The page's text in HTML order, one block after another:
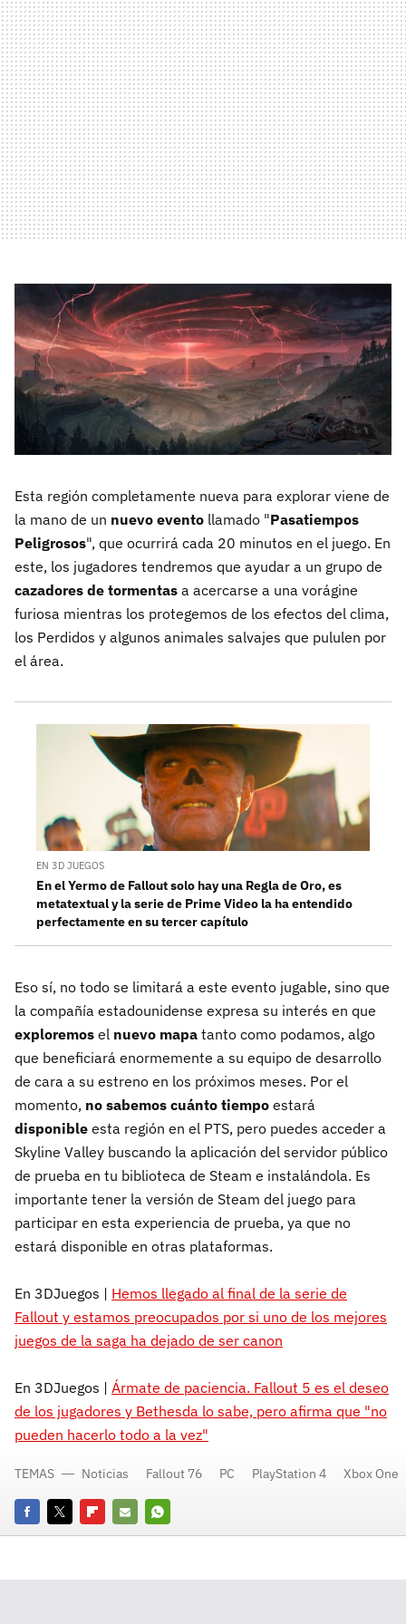
Esta región completamente nueva para explorar viene de
la mano de un nuevo evento llamado "Pasatiempos
Peligrosos", que ocurrirá cada 20 minutos en el juego. En
este, los jugadores tendremos que ayudar a un grupo de
cazadores de tormentas a acercarse a una vorágine
furiosa mientras los protegemos de los efectos del clima,
los Perdidos y algunos animales salvajes que pululen por
el área.
EN 3D JUEGOS
En el Yermo de Fallout solo hay una Regla de Oro, es
metatextual y la serie de Prime Video la ha entendido
perfectamente en su tercer capítulo
Eso sí, no todo se limitará a este evento jugable, sino que
la compañía estadounidense expresa su interés en que
exploremos el nuevo mapa tanto como podamos, algo
que beneficiará enormemente a su equipo de desarrollo
de cara a su estreno en los próximos meses. Por el
momento, no sabemos cuánto tiempo estará
disponible esta región en el PTS, pero puedes acceder a
Skyline Valley buscando la aplicación del servidor público
de prueba en tu biblioteca de Steam e instalándola. Es
importante tener la versión de Steam del juego para
participar en esta experiencia de prueba, ya que no
estará disponible en otras plataformas.
En 3DJuegos | Hemos llegado al final de la serie de
Fallout y estamos preocupados por si uno de los mejores
juegos de la saga ha dejado de ser canon
En 3DJuegos | Ármate de paciencia. Fallout 5 es el deseo
de los jugadores y Bethesda lo sabe, pero afirma que "no
pueden hacerlo todo a la vez"
FacebookTwitterFlipboard
E-
Whatsapp
TEMAS Noticias Fallout 76 PC PlayStation 4 Xbox One